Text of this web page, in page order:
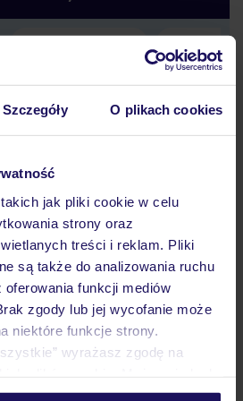
Szczegóły O plikach cookies
jak pliki cookie w celu
strony oraz
treści i reklam. Pliki
są także do analizowania ruchu
oferowania funkcji mediów
zgody lub jej wycofanie może
niektóre funkcje strony.
wyrażasz zgodę na
wchodząc w zakładkę
Największe biuro
podróży w Polsce
30 lat w